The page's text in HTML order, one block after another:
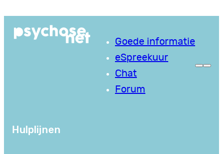
naar
Goede informatie
eSpreekuur
Chat
Forum
Hulplijnen